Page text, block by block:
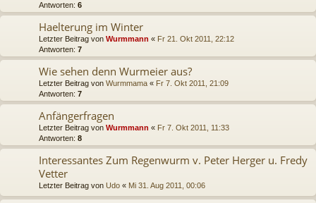
Antworten: 6
Haelterung im Winter
Letzter Beitrag von Wurmmann « Fr 21. Okt 2011, 22:12
Antworten: 7
Wie sehen denn Wurmeier aus?
Letzter Beitrag von Wurmmama « Fr 7. Okt 2011, 21:09
Antworten: 7
Anfängerfragen
Letzter Beitrag von Wurmmann « Fr 7. Okt 2011, 11:33
Antworten: 8
Interessantes Zum Regenwurm v. Peter Herger u. Fredy
Vetter
Letzter Beitrag von Udo « Mi 31. Aug 2011, 00:06